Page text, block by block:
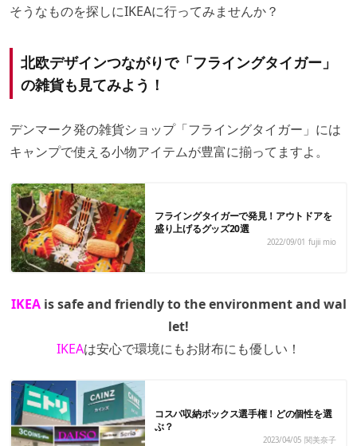
そうなものを探しにIKEAに行ってみませんか？
北欧デザインつながりで「フライングタイガー」
の雑貨も見てみよう！
デンマーク発の雑貨ショップ「フライングタイガー」には
キャンプで使える小物アイテムが豊富に揃ってますよ。
フライングタイガーで発見！アウトドアを
盛り上げるグッズ20選
2022/09/01 fujii mio
IKEAis safe and friendly to the environment and wal
let!
IKEAは安心で環境にもお財布にも優しい！
コスパ収納ボックス選手権！どの個性を選
ぶ？
2023/04/05 関美奈子